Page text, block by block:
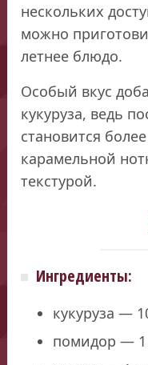
нескольких
можно
летнее блюдо.
Особый вкус
кукуруза, ведь
становится
карамельной
текстурой.
Ингредиенты:
кукуруза —
помидор —